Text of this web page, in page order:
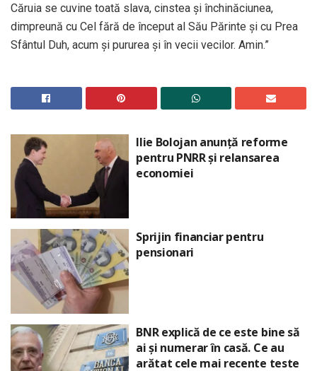
Căruia se cuvine toată slava, cinstea şi închinăciunea,
dimpreună cu Cel fără de început al Său Părinte şi cu Prea
Sfântul Duh, acum şi pururea şi în vecii vecilor. Amin.”
Ilie Bolojan anunță reforme
pentru PNRR și relansarea
economiei
Sprijin financiar pentru
pensionari
BNR explică de ce este bine să
ai și numerar în casă. Ce au
arătat cele mai recente teste